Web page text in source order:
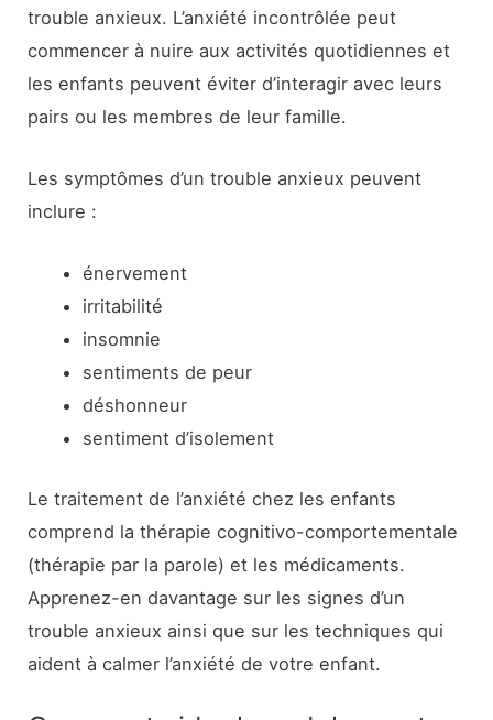
trouble anxieux. L’anxiété incontrôlée peut
commencer à nuire aux activités quotidiennes et
les enfants peuvent éviter d’interagir avec leurs
pairs ou les membres de leur famille.
Les symptômes d’un trouble anxieux peuvent
inclure :
énervement
irritabilité
insomnie
sentiments de peur
déshonneur
sentiment d’isolement
Le traitement de l’anxiété chez les enfants
comprend la thérapie cognitivo-comportementale
(thérapie par la parole) et les médicaments.
Apprenez-en davantage sur les signes d’un
trouble anxieux ainsi que sur les techniques qui
aident à calmer l’anxiété de votre enfant.